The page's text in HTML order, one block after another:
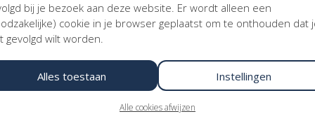
in de elektronische correspondentie
behandelen. Kentaa en Kentaa leven daarbij de
en het Cookie Statement na. Kentaa geldt te allen tijde als
Kentaa en Kentaa krijgen volledig inzicht in uw
op grond van een wettelijke voorschrift, gerechtelijk vonnis of
of e-mailadres, of een donatie doet, worden uw gegevens
van uw geldinzamelactie, deelname registraties aan
bij je bezoek aan deze website. Er wordt alleen een
cookie in je browser geplaatst om te onthouden dat
gevolgd wilt worden.
Alles toestaan Instellingen
Alle cookies afwijzen